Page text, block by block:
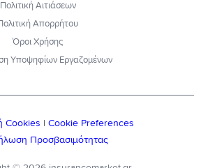
Πολιτική Αιτιάσεων
Απορρήτου
Όροι Χρήσης
Υποψηφίων Εργαζομένων
Cookies | Cookie Preferences
Προσβασιμότητας